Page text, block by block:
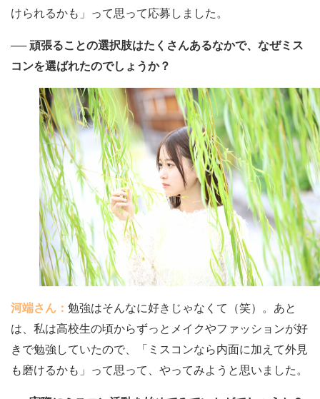
けられるかも」って思って応募しました。
── 頑張ることの選択肢はたくさんあるなかで、なぜミス
コンを選ばれたのでしょうか？
河端さん： 勉強はそんなに好きじゃなくて（笑）。あと
は、私は高校生の頃からずっとメイクやファッションが好
きで勉強していたので、「ミスコンなら内面に加えて外見
も磨けるかも」って思って、やってみようと思いました。